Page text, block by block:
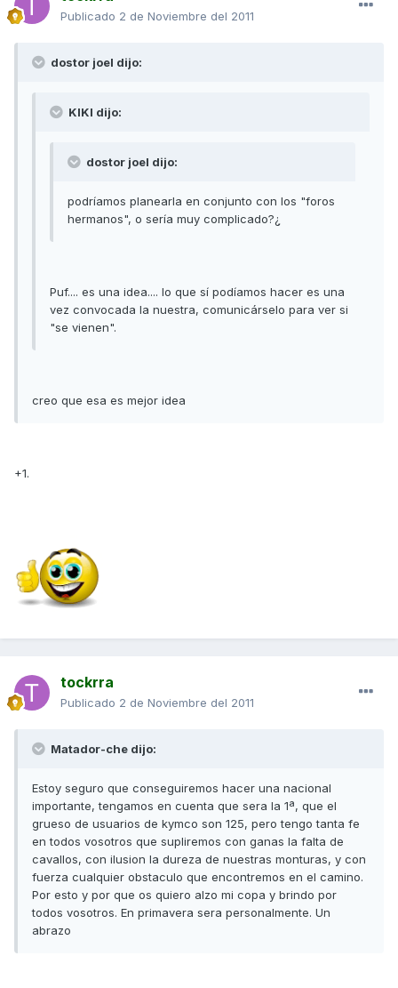
Publicado 2 de Noviembre del 2011
dostor joel dijo:
KIKI dijo:
dostor joel dijo:
podríamos planearla en conjunto con los "foros
hermanos", o sería muy complicado?¿
Puf.... es una idea.... lo que sí podíamos hacer es una
vez convocada la nuestra, comunicárselo para ver si
"se vienen".
creo que esa es mejor idea
+1.
tockrra
Publicado 2 de Noviembre del 2011
Matador-che dijo:
Estoy seguro que conseguiremos hacer una nacional
importante, tengamos en cuenta que sera la 1ª, que el
grueso de usuarios de kymco son 125, pero tengo tanta fe
en todos vosotros que supliremos con ganas la falta de
cavallos, con ilusion la dureza de nuestras monturas, y con
fuerza cualquier obstaculo que encontremos en el camino.
Por esto y por que os quiero alzo mi copa y brindo por
todos vosotros. En primavera sera personalmente. Un
abrazo